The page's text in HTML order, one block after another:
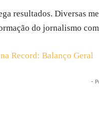
resultados. Diversas
do jornalismo
Record: Balanço Geral
-